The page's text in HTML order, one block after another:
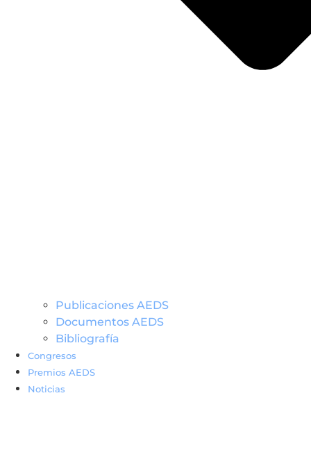
Publicaciones AEDS
Documentos AEDS
Bibliografía
Congresos
Premios AEDS
Noticias